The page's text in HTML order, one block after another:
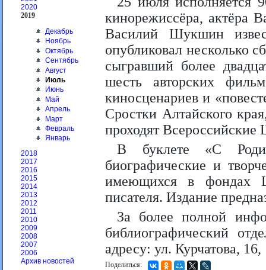
2020
2019
Декабрь
Ноябрь
Октябрь
Сентябрь
Август
Июль
Июнь
Май
Апрель
Март
Февраль
Январь
2018
2017
2016
2015
2014
2013
2012
2011
2010
2009
2008
2007
2006
Архив новостей
кинорежиссёра, актёра
Василий Шукшин
опубликовал несколько
сыгравший более
шесть авторских
киносценариев и
Сростки Алтайского
проходят
В буклете «С
биографические и
имеющихся в фондах
писателя. Издание
За более полной
библиографический
адресу: ул. Курчатова,
Поделиться: